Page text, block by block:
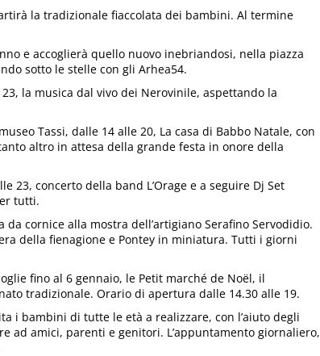
la tradizionale fiaccolata dei bambini. Al termine
e accoglierà quello nuovo inebriandosi, nella piazza
sotto le stelle con gli Arhea54.
la musica dal vivo dei Nerovinile, aspettando la
Tassi, dalle 14 alle 20, La casa di Babbo Natale, con
altro in attesa della grande festa in onore della
23, concerto della band L’Orage e a seguire Dj Set
tutti.
cornice alla mostra dell’artigiano Serafino Servodidio.
della fienagione e Pontey in miniatura. Tutti i giorni
fino al 6 gennaio, le Petit marché de Noël, il
tradizionale. Orario di apertura dalle 14.30 alle 19.
i bambini di tutte le età a realizzare, con l’aiuto degli
ad amici, parenti e genitori. L’appuntamento giornaliero,